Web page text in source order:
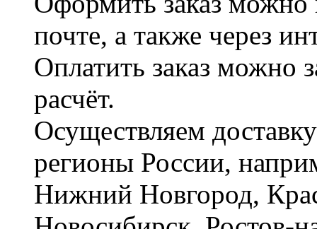
почте, а также через
Оплатить заказ можно
расчёт.
Осуществляем
регионы России,
Нижний Новгород,